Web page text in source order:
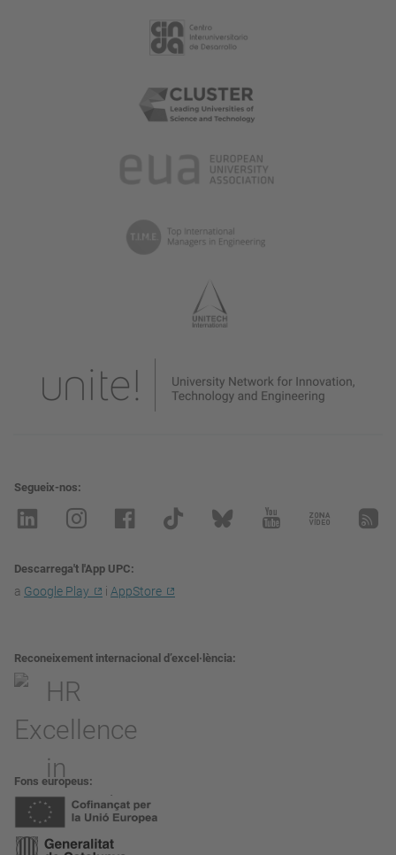
Segueix-nos
Descarrega't l'App UPC
a Google Play i AppStore
Reconeixement internacional d’excel·lència
Fons europeus